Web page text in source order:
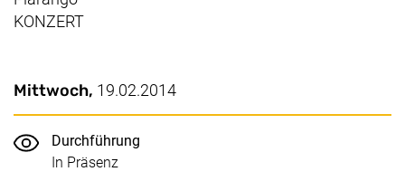
KONZERT
Wichtige Details
Datum / Dauer:
Mittwoch, 19.02.2014
Durchführung
In Präsenz